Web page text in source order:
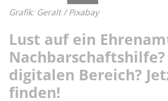
Grafik: Geralt / Pixabay
Lust auf ein
digitalen Bereich?
finden!